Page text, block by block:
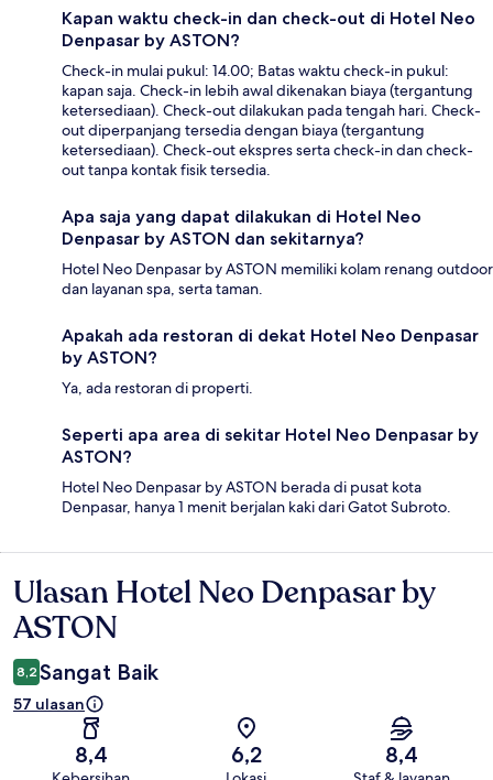
Kapan waktu check-in dan check-out di Hotel Neo
Denpasar by ASTON?
Check-in mulai pukul: 14.00; Batas waktu check-in pukul:
kapan saja. Check-in lebih awal dikenakan biaya (tergantung
ketersediaan). Check-out dilakukan pada tengah hari. Check-
out diperpanjang tersedia dengan biaya (tergantung
ketersediaan). Check-out ekspres serta check-in dan check-
out tanpa kontak fisik tersedia.
Apa saja yang dapat dilakukan di Hotel Neo
Denpasar by ASTON dan sekitarnya?
Hotel Neo Denpasar by ASTON memiliki kolam renang outdoor
dan layanan spa, serta taman.
Apakah ada restoran di dekat Hotel Neo Denpasar
by ASTON?
Ya, ada restoran di properti.
Seperti apa area di sekitar Hotel Neo Denpasar by
ASTON?
Hotel Neo Denpasar by ASTON berada di pusat kota
Denpasar, hanya 1 menit berjalan kaki dari Gatot Subroto.
Ulasan
Ulasan Hotel Neo Denpasar by
ASTON
8,2 Sangat Baik
57 ulasan
8,4 6,2 8,4